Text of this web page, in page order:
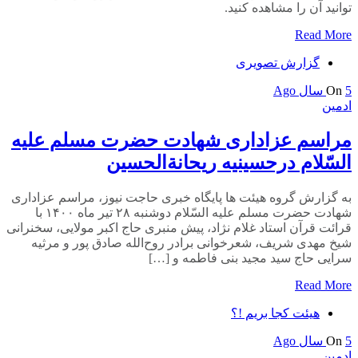
توانید آن را مشاهده کنید.
Read More
گزارش تصویری
On 5 سال Ago
ادمین
مراسم عزاداری شهادت حضرت مسلم علیه
السّلام درحسینیه ریحانة‌الحسین
به گزارش گروه هیئت ها پایگاه خبری حاجت نیوز، مراسم عزاداری
شهادت حضرت مسلم علیه السّلام دوشنبه ۲۸ تیر ماه ۱۴۰۰ با
قرائت قرآن استاد غلام نژاد، پیش منبری حاج اکبر مولایی، سخنرانی
شیخ مهدی شریف، شعرخوانی برادر روح‌الله صادق پور و مرثیه
سرایی حاج سید مجید بنی فاطمه و […]
Read More
هیئت کجا بریم !؟
On 5 سال Ago